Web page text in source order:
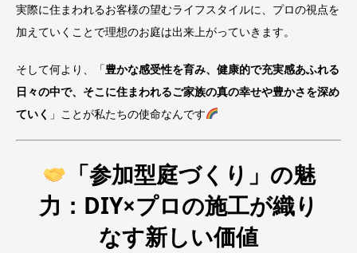
実際に住まわれるお客様の望むライフスタイルに、プロの視点を
加えていくことで理想のお庭は出来上がっていきます。
そして何より、「豊かな感受性を育み、健康的で充実感あふれる
日々の中で、そこに住まわれるご家族の真の幸せや豊かさを深め
ていく 」ことが私たちの使命なんです
「参加型庭づくり」の魅
力：DIY×プロの施工が織り
なす新しい価値